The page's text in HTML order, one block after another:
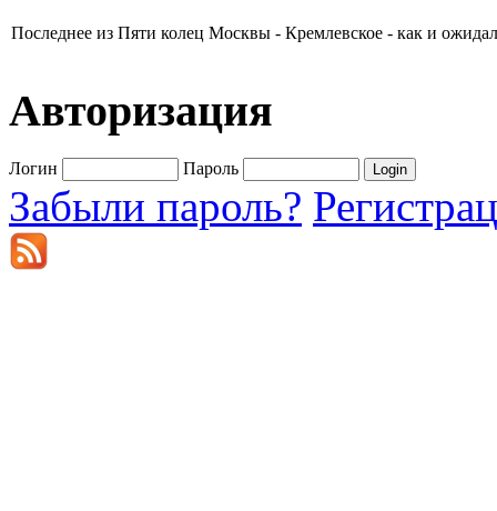
Последнее из Пяти колец Москвы - Кремлевское - как и
Авторизация
Логин Пароль
Забыли пароль?